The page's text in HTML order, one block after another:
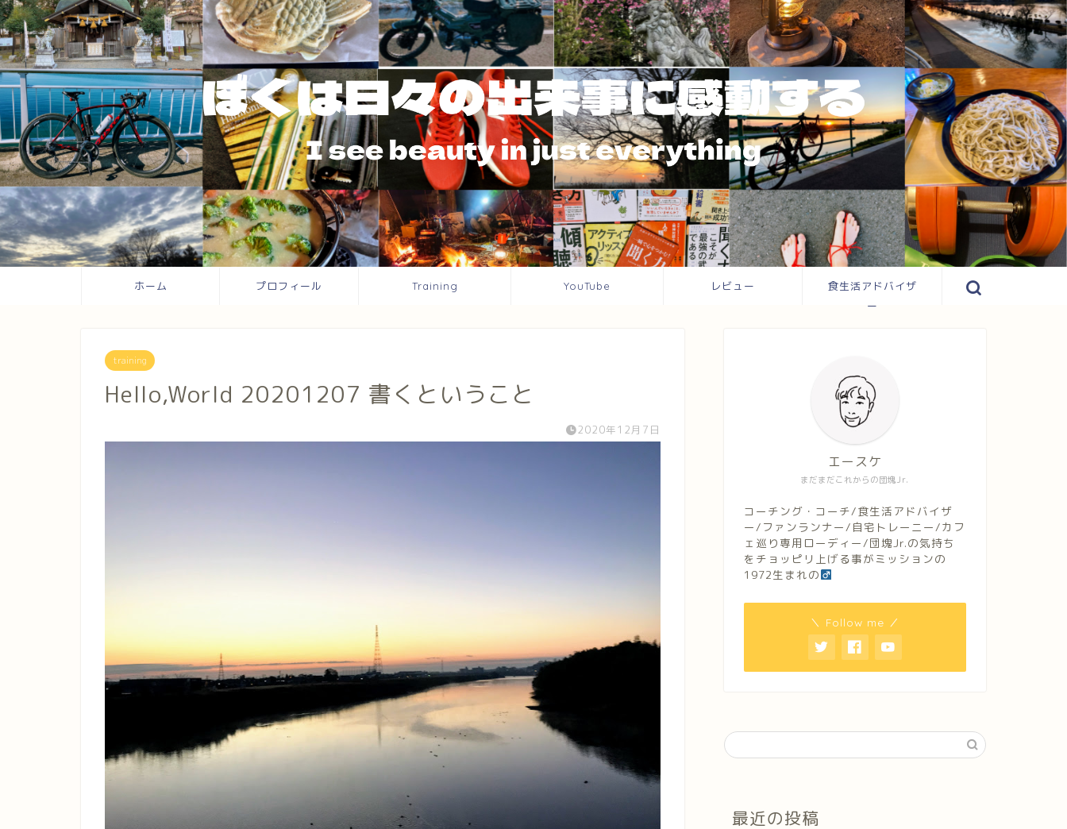
ホーム プロフィール Training YouTube レビュー
食生活アドバイザ
ー
training
Hello,World 20201207 書くということ
2020年12月7日
まだまだこれからの団塊Jr.
エースケ
コーチング・コーチ/食生活アドバイザ
ー/ファンランナー/自宅トレーニー/カフ
ェ巡り専用ローディー/団塊Jr.の気持ち
をチョッピリ上げる事がミッションの
1972生まれの
＼ Follow me ／
最近の投稿